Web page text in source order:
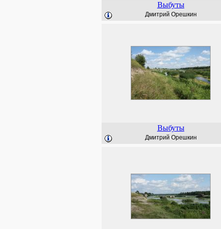
Выбуты
Дмитрий Орешкин
Выбуты
Дмитрий Орешкин